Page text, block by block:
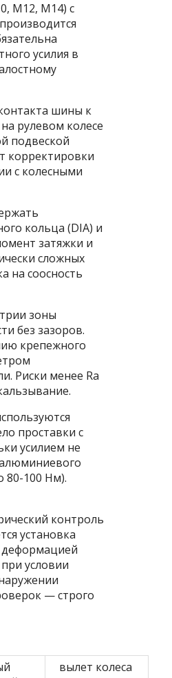
М12, М14) с
усилия в
шины к
рулевом колесе
подвеской
корректировки
с колесными
кольца (DIA) и
затяжки и
сложных
на соосность
зоны
без зазоров.
крепежного
Риски менее Ra
проставки с
усилием не
80-100 Нм).
контроль
установка
деформацией
условии
— строго
вылет колеса